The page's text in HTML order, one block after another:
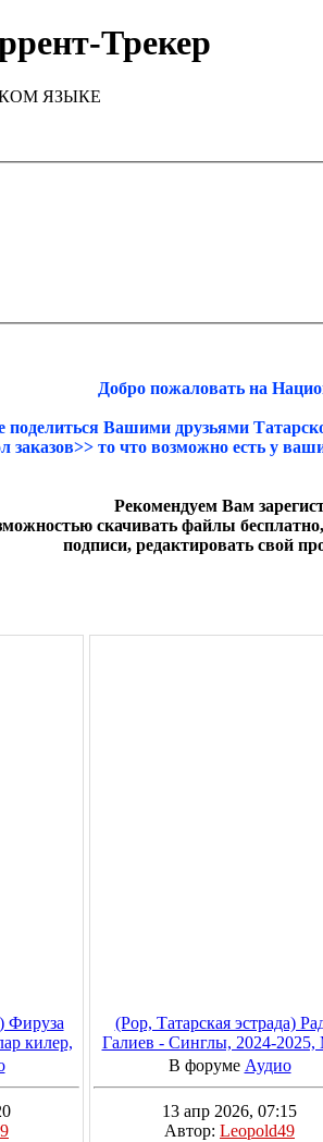
Трекер
ЯЗЫКЕ
Добро пожаловать на
поделиться Вашими друзьями
заказов>> то что возможно есть у
Рекомендуем Вам
скачивать файлы
подписи, редактировать свой
Фируза
килер,
kbps
(Pop, Татарская эстрада)
Галиев - Синглы, 2024-2025,
320 kbps
В форуме Аудио
13 апр 2026, 07:15
Автор: Leopold49